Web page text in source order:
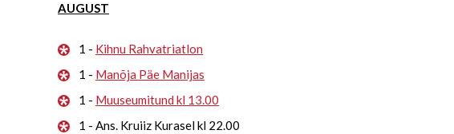
AUGUST
1 - Kihnu Rahvatriatlon
1 - Manõja Päe Manijas
1 - Muuseumitund kl 13.00
1 - Ans. Kruiiz Kurasel kl 22.00